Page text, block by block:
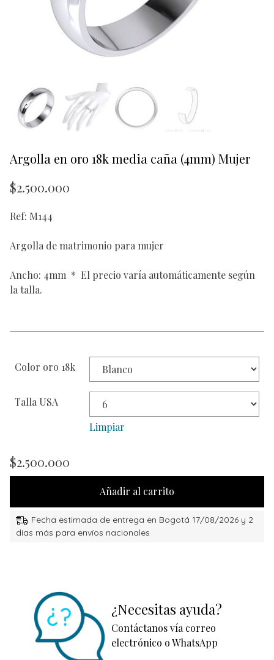
Argolla en oro 18k media caña (4mm) Mujer
$2.500.000
Ref: M144
Argolla de matrimonio para mujer
Ancho: 4mm * El precio varía automáticamente según
la talla.
Color oro 18k
Talla USA
Limpiar
$2.500.000
Añadir al carrito
Fecha estimada de entrega en Bogotá 17/08/2026 y 2
días más para envíos nacionales
¿Necesitas ayuda?
Contáctanos vía correo
electrónico o WhatsApp